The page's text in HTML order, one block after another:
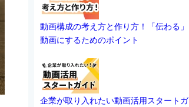
動画構成の考え方と作り方！「伝わる」
動画にするためのポイント
企業が取り入れたい動画活用スタートガ